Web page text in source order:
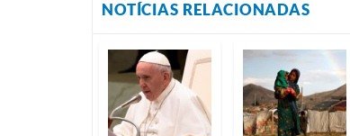
NOTÍCIAS RELACIONADAS